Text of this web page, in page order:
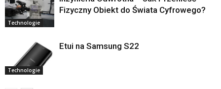
Technologie
Fizyczny Obiekt do Świata Cyfrowego?
Technologie
Etui na Samsung S22